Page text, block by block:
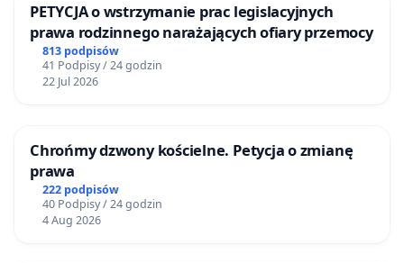
PETYCJA o wstrzymanie prac legislacyjnych
prawa rodzinnego narażających ofiary przemocy
813 podpisów
41 Podpisy / 24 godzin
22 Jul 2026
Chrońmy dzwony kościelne. Petycja o zmianę
prawa
222 podpisów
40 Podpisy / 24 godzin
4 Aug 2026